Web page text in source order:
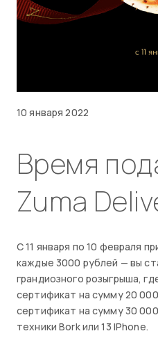
10 января 2022
Время
Zuma
С 11 января по 10 февраля
каждые 3000 рублей — вы
грандиозного розыгрыша,
сертификат на сумму 20
сертификат на сумму 30
техники Bork или 13 IPhone.